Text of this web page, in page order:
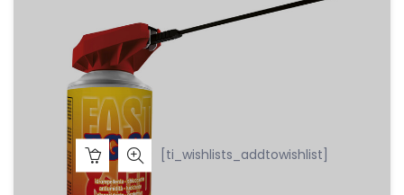
[ti_wishlists_addtowishlist]